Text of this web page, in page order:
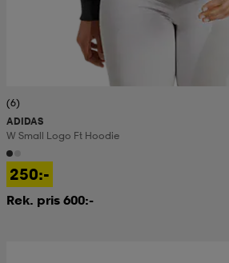
(6)
ADIDAS
W Small Logo Ft Hoodie
250:-
Rek. pris 600:-